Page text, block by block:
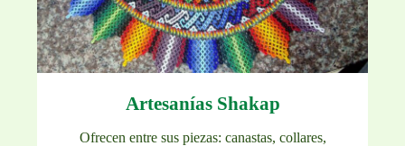
Artesanías Shakap
Ofrecen entre sus piezas: canastas, collares,